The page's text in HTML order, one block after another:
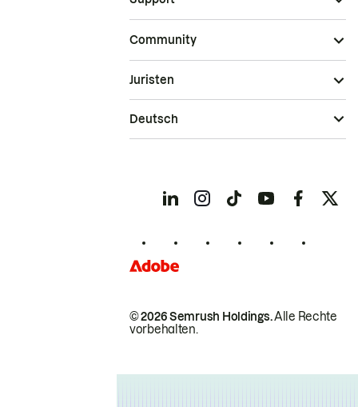
Community
© 2026 Semrush Holdings.Alle Rechte
vorbehalten.
Juristen
Deutsch